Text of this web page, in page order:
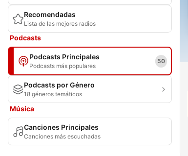
Recomendadas
Lista de las mejores radios
Podcasts
Podcasts Principales
Podcasts más populares
50
Podcasts por Género
18 géneros temáticos
Música
Canciones Principales
Canciones más escuchadas